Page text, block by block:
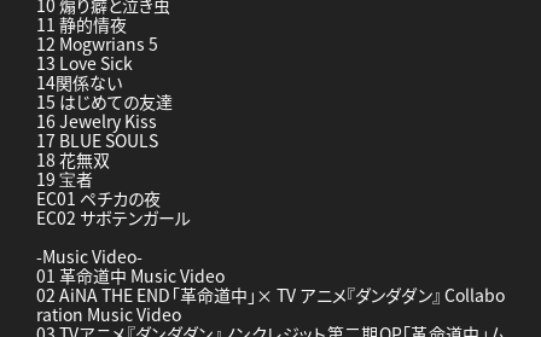
10 煽り癖と泣き虫
11 静的情夜
12 Mogwrians 5
13 Love Sick
14関係ない
15 はじめての友達
16 Jewelry Kiss
17 BLUE SOULS
18 花無双
19 宝者
EC01 ペチカの夜
EC02 サボテンガール
-Music Video-
01 革命道中 Music Video
02 AiNA THE END「革命道中」× TV アニメ『ダンダダン』 Collabo
ration Music Video